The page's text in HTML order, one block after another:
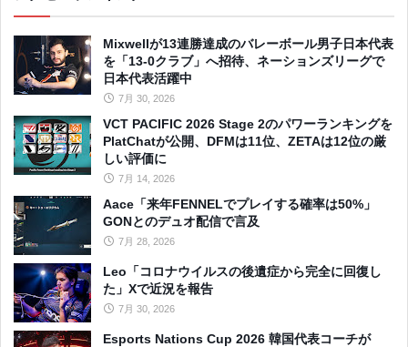
Mixwellが13連勝達成のバレーボール男子日本代表
を「13-0クラブ」へ招待、ネーションズリーグで
日本代表活躍中
7月 30, 2026
VCT PACIFIC 2026 Stage 2のパワーランキングを
PlatChatが公開、DFMは11位、ZETAは12位の厳
しい評価に
7月 14, 2026
Aace「来年FENNELでプレイする確率は50%」
GONとのデュオ配信で言及
7月 28, 2026
Leo「コロナウイルスの後遺症から完全に回復し
た」Xで近況を報告
7月 30, 2026
Esports Nations Cup 2026 韓国代表コーチが